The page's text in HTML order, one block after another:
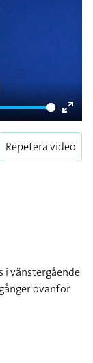
Enter
Repetera video
i vänstergående
ovanför